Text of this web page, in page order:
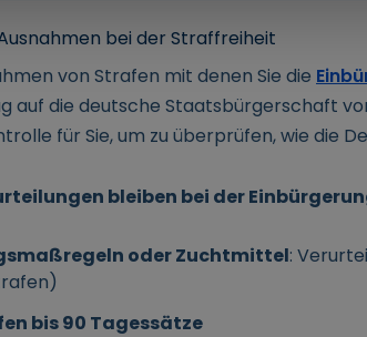
bei der Straffreiheit
von Strafen mit denen Sie die
auf die deutsche Staatsbürgerschaft
für Sie, um zu überprüfen, wie die
bleiben bei der
oder Zuchtmittel:
bis 90 Tagessätze